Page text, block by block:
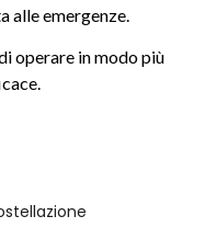
alle emergenze.
operare in modo più